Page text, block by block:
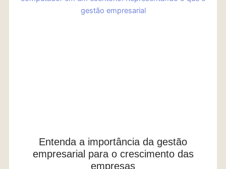
Entenda a importância da gestão
empresarial para o crescimento das
empresas